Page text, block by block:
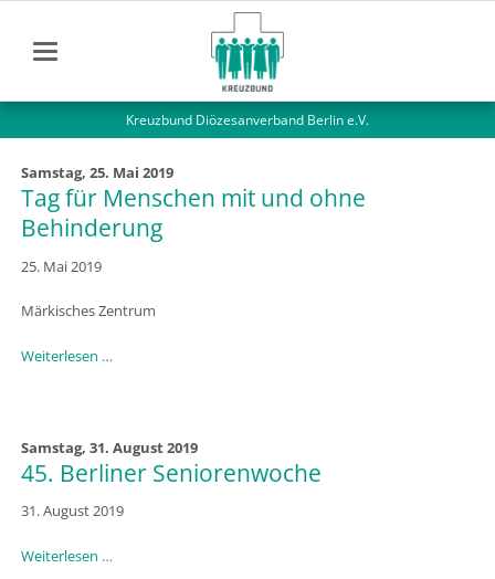
Kreuzbund Diözesanverband Berlin e.V.
Samstag, 25. Mai 2019
Tag für Menschen mit und ohne
Behinderung
25. Mai 2019
Märkisches Zentrum
Weiterlesen …Tag
und
ohne
Behinderung
Samstag, 31. August 2019
45. Berliner Seniorenwoche
31. August 2019
Weiterlesen …45.